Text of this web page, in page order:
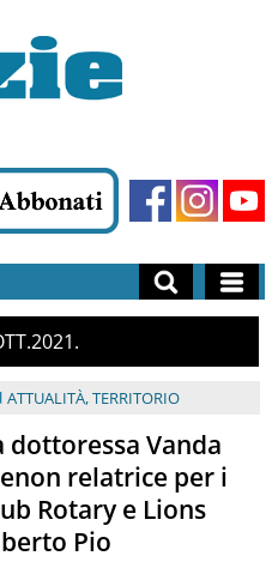
2021
ATTUALITÀ,TERRITORIO
dottoressa Vanda
relatrice per i
Rotary e Lions
Pio